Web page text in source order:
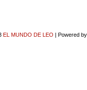
EL MUNDO DE LEO | Powered